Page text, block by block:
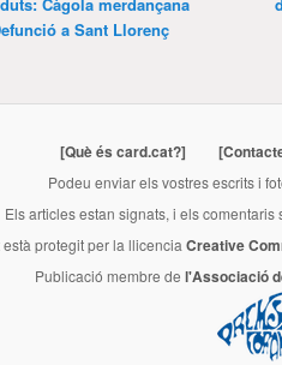
a Sant Llorenç
[Què és card.cat?]
Podeu enviar els vostres escrits i
Els articles estan signats, i els
protegit per la llicencia Creative
Publicació membre de l'Associació